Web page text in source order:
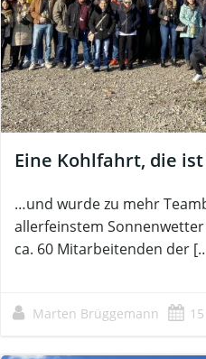
Eine Kohlfahrt, die
…und wurde zu mehr
allerfeinstem
ca. 60 Mitarbeitenden der
Marten Brüggemann